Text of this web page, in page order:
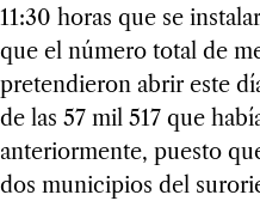
11:30 horas que se
que el número total de
pretendieron abrir este
de las 57 mil 517 que
anteriormente, puesto
dos municipios del